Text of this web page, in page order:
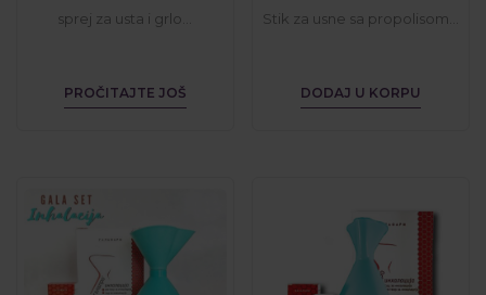
sprej za usta i grlo...
PROČITAJTE JOŠ
Stik za usne sa propolisom...
DODAJ U KORPU